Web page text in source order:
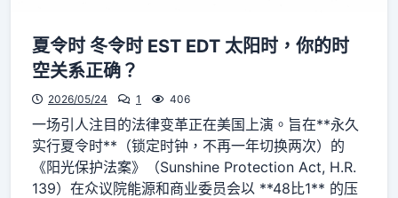
夏令时 冬令时 EST EDT 太阳时，你的时
空关系正确？
2026/05/24 1 406
一场引人注目的法律变革正在美国上演。旨在**永久
实行夏令时**（锁定时钟，不再一年切换两次）的
《阳光保护法案》（Sunshine Protection Act, H.R.
139）在众议院能源和商业委员会以 **48比1** 的压